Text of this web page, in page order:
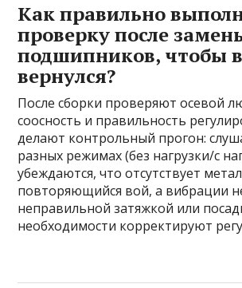
Как правильно
проверку после
подшипников, чтобы
вернулся?
После сборки проверяют осевой
соосность и правильность
делают контрольный прогон:
разных режимах (без нагрузки/с
убеждаются, что отсутствует
повторяющийся вой, а вибрации
неправильной затяжкой или
необходимости корректируют